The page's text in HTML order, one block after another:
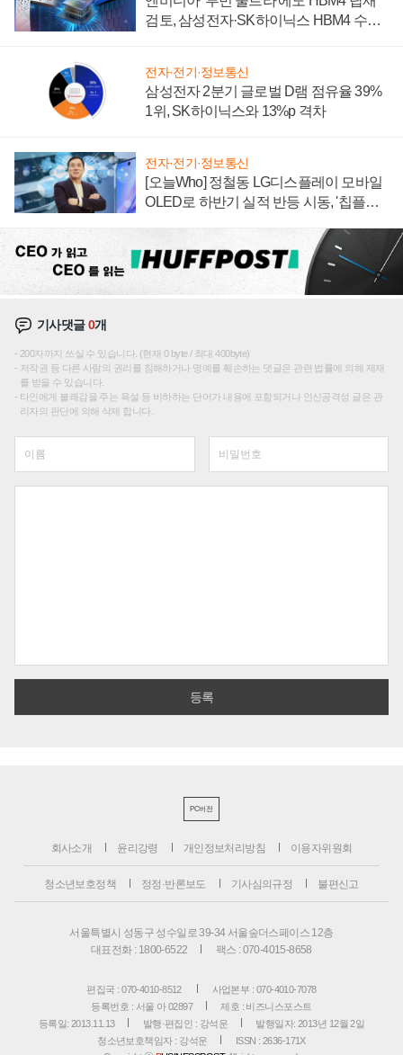
검토, 삼성전자·SK하이닉스 HBM4 수율
전자·전기·정보통신
삼성전자 2분기 글로벌 D램 점유율 39%
1위, SK하이닉스와 13%p 격차
전자·전기·정보통신
[오늘Who] 정철동 LG디스플레이 모바일
OLED로 하반기 실적 반등 시동, '칩플레
기사댓글0개
200자까지 쓰실 수 있습니다. (현재 0 byte / 최대 400byte)
저작권 등 다른 사람의 권리를 침해하거나 명예를 훼손하는 댓글은 관련 법률에 의해 제재
를 받을 수 있습니다.
타인에게 불쾌감을 주는 욕설 등 비하하는 단어가 내용에 포함되거나 인신공격성 글은 관
리자의 판단에 의해 삭제 합니다.
PC버전
회사소개 윤리강령 개인정보처리방침 이용자위원회
청소년보호정책 정정·반론보도 기사심의규정 불편신고
서울특별시 성동구 성수일로 39-34 서울숲더스페이스 12층
대표전화 : 1800-6522
팩스 : 070-4015-8658
편집국 : 070-4010-8512
사업본부 : 070-4010-7078
등록번호 : 서울 아 02897
제호 : 비즈니스포스트
등록일: 2013.11.13
발행·편집인 : 강석운
발행일자: 2013년 12월 2일
청소년보호책임자 : 강석운
ISSN : 2636-171X